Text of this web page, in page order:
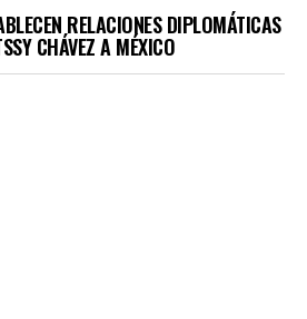
RELACIONES DIPLOMÁTICAS
CHÁVEZ A MÉXICO